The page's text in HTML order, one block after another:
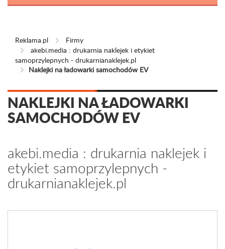
Reklama.pl
Firmy
akebi.media : drukarnia naklejek i etykiet
samoprzylepnych - drukarnianaklejek.pl
Naklejki na ładowarki samochodów EV
NAKLEJKI NA ŁADOWARKI
SAMOCHODÓW EV
akebi.media : drukarnia naklejek i
etykiet samoprzylepnych -
drukarnianaklejek.pl